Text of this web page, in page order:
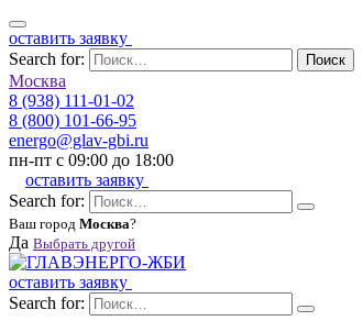
оставить заявку
Search for:
Поиск
Москва
8 (938) 111-01-02
8 (800) 101-66-95
energo@glav-gbi.ru
пн-пт с 09:00 до 18:00
оставить заявку
Search for:
Ваш город Москва?
Да Выбрать другой
оставить заявку
Search for: